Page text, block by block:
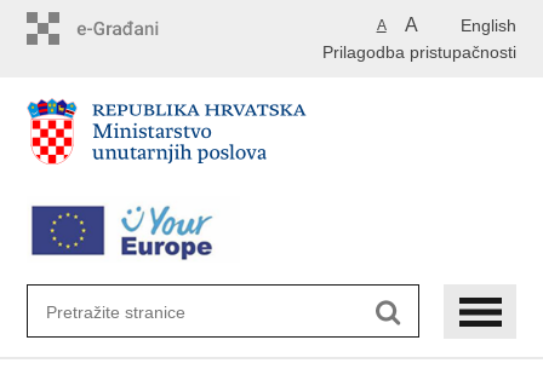
English
A A
Prilagodba pristupačnosti